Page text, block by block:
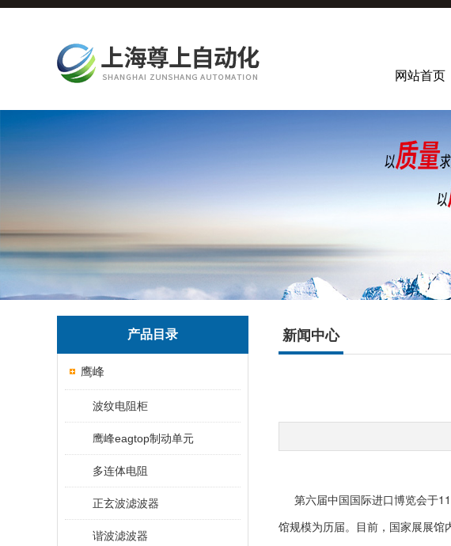
网站首页
产品目录
鹰峰
波纹电阻柜
鹰峰eagtop制动单元
多连体电阻
正玄波滤波器
谐波滤波器
新闻中心
第六届中国国际进口博览会于11
馆规模为历届。目前，国家展展馆